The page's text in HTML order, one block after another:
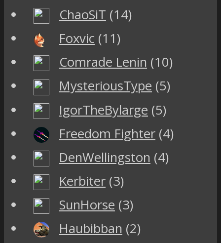
ChaoSiT (14)
Foxvic (11)
Comrade Lenin (10)
MysteriousType (5)
IgorTheBylarge (5)
Freedom Fighter (4)
DenWellingston (4)
Kerbiter (3)
SunHorse (3)
Haubibban (2)